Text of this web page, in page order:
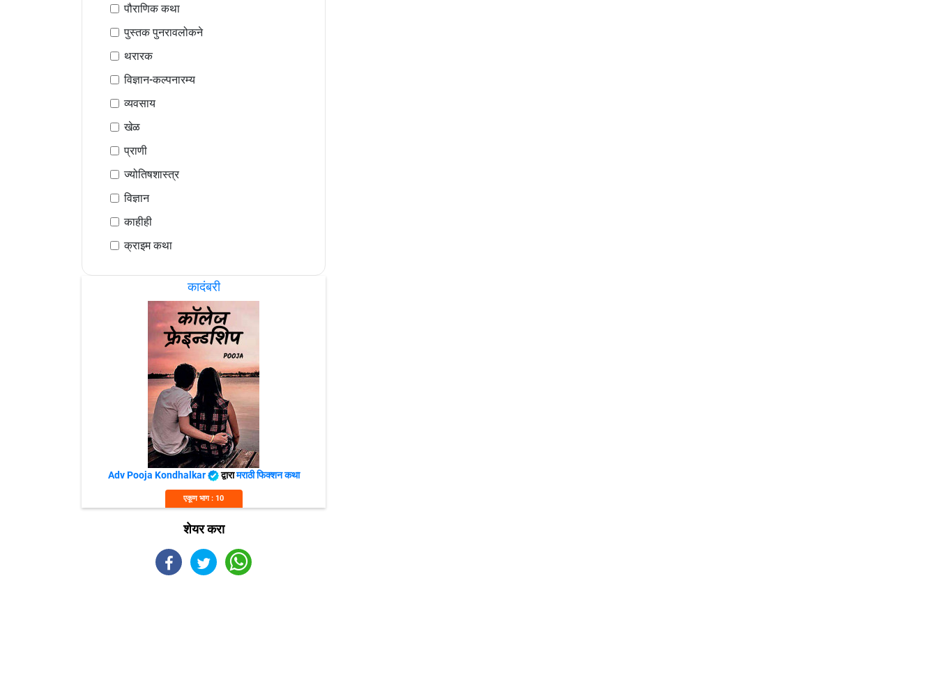
पौराणिक कथा
पुस्तक पुनरावलोकने
थरारक
विज्ञान-कल्पनारम्य
व्यवसाय
खेळ
प्राणी
ज्योतिषशास्त्र
विज्ञान
काहीही
क्राइम कथा
कादंबरी
Adv Pooja Kondhalkar द्वारामराठी फिक्शन कथा
एकूण भाग : 10
शेयर करा